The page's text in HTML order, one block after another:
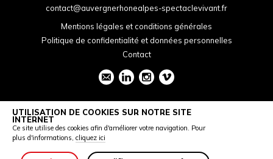
contact@auvergnerhonealpes-spectaclevivant.fr
Mentions légales et conditions générales
Politique de confidentialité et données personnelles
Contact
UTILISATION DE COOKIES SUR NOTRE SITE
INTERNET
Ce site utilise des cookies afin d'améliorer votre navigation. Pour
plus d'informations, cliquez ici